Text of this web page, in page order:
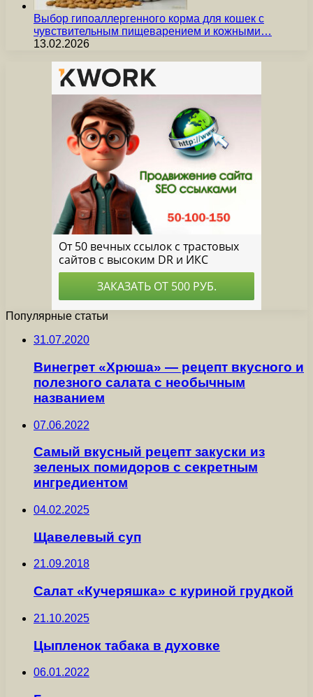
Выбор гипоаллергенного корма для кошек с
чувствительным пищеварением и кожными…
13.02.2026
Популярные статьи
31.07.2020
Винегрет «Хрюша» — рецепт вкусного и
полезного салата с необычным
названием
07.06.2022
Самый вкусный рецепт закуски из
зеленых помидоров с секретным
ингредиентом
04.02.2025
Щавелевый суп
21.09.2018
Салат «Кучеряшка» с куриной грудкой
21.10.2025
Цыпленок табака в духовке
06.01.2022